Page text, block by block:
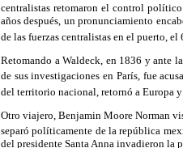
centralistas retomaron el control
años después, un pronunciamiento
de las fuerzas centralistas en el puerto, el
Retomando a Waldeck, en 1836 y ante
de sus investigaciones en París, fue
del territorio nacional, retornó a Europa
Otro viajero, Benjamin Moore Norman
separó políticamente de la república
del presidente Santa Anna invadieron la